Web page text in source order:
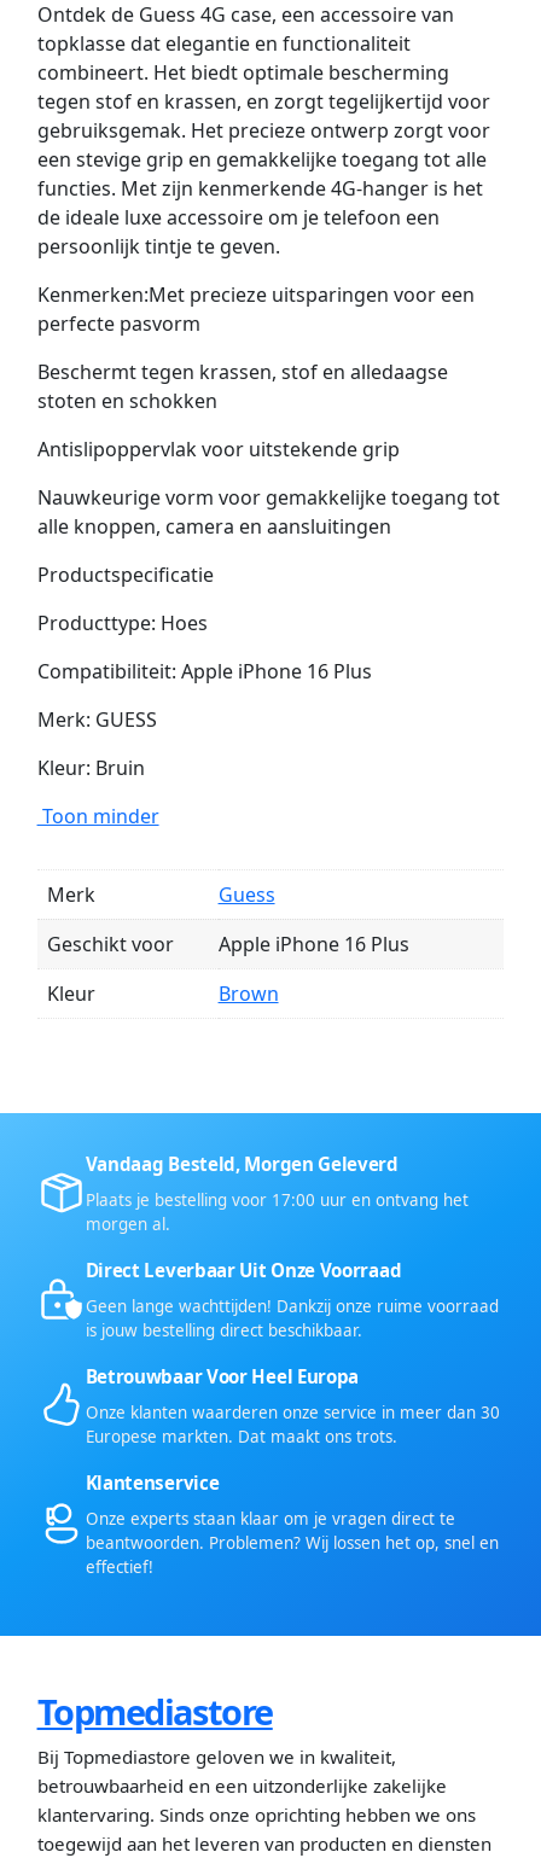
Ontdek de Guess 4G case, een accessoire van
topklasse dat elegantie en functionaliteit
combineert. Het biedt optimale bescherming
tegen stof en krassen, en zorgt tegelijkertijd voor
gebruiksgemak. Het precieze ontwerp zorgt voor
een stevige grip en gemakkelijke toegang tot alle
functies. Met zijn kenmerkende 4G-hanger is het
de ideale luxe accessoire om je telefoon een
persoonlijk tintje te geven.
Kenmerken:Met precieze uitsparingen voor een
perfecte pasvorm
Beschermt tegen krassen, stof en alledaagse
stoten en schokken
Antislipoppervlak voor uitstekende grip
Nauwkeurige vorm voor gemakkelijke toegang tot
alle knoppen, camera en aansluitingen
Productspecificatie
Producttype: Hoes
Compatibiliteit: Apple iPhone 16 Plus
Merk: GUESS
Kleur: Bruin
Toon minder
Merk
Guess
Geschikt voor
Apple iPhone 16 Plus
Kleur
Brown
Vandaag Besteld, Morgen Geleverd
Plaats je bestelling voor 17:00 uur en ontvang het
morgen al.
Direct Leverbaar Uit Onze Voorraad
Geen lange wachttijden! Dankzij onze ruime voorraad
is jouw bestelling direct beschikbaar.
Betrouwbaar Voor Heel Europa
Onze klanten waarderen onze service in meer dan 30
Europese markten. Dat maakt ons trots.
Klantenservice
Onze experts staan klaar om je vragen direct te
beantwoorden. Problemen? Wij lossen het op, snel en
effectief!
Topmediastore
Bij Topmediastore geloven we in kwaliteit,
betrouwbaarheid en een uitzonderlijke zakelijke
klantervaring. Sinds onze oprichting hebben we ons
toegewijd aan het leveren van producten en diensten